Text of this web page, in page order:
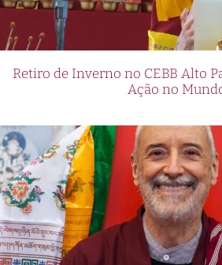
Retiro de Inverno no CEBB Alto
Ação no